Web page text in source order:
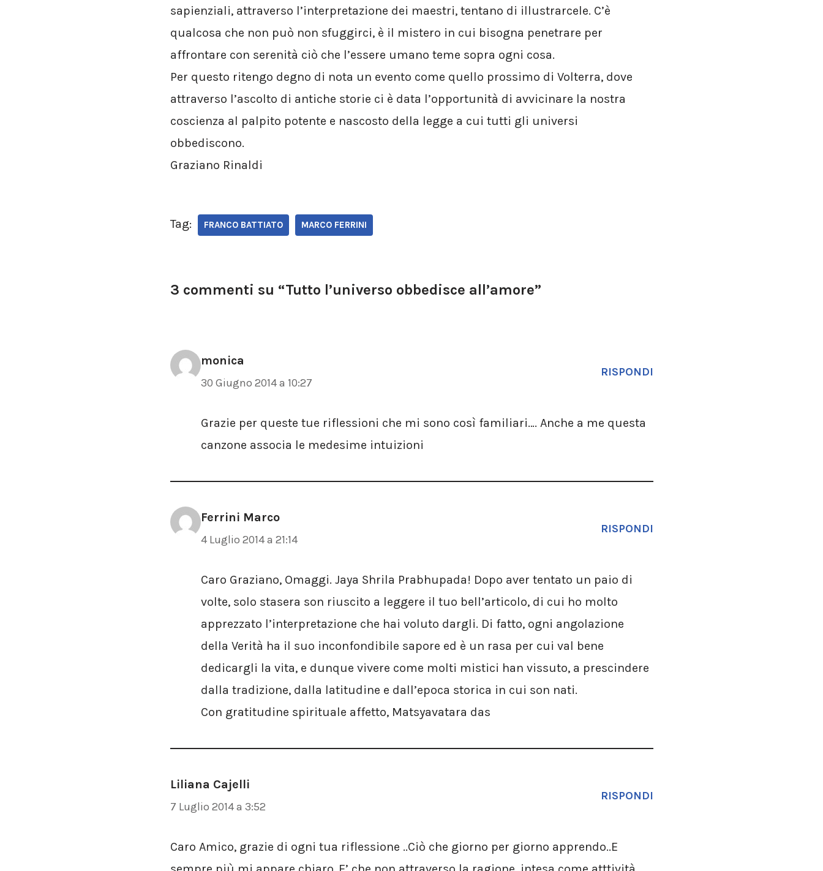
sapienziali, attraverso l’interpretazione dei maestri, tentano di illustrarcele. C’è
qualcosa che non può non sfuggirci, è il mistero in cui bisogna penetrare per
affrontare con serenità ciò che l’essere umano teme sopra ogni cosa.
Per questo ritengo degno di nota un evento come quello prossimo di Volterra, dove
attraverso l’ascolto di antiche storie ci è data l’opportunità di avvicinare la nostra
coscienza al palpito potente e nascosto della legge a cui tutti gli universi
obbediscono.
Graziano Rinaldi
Tag: FRANCO BATTIATO MARCO FERRINI
3 commenti su “Tutto l’universo obbedisce all’amore”
monica
30 Giugno 2014 a 10:27
RISPONDI
Grazie per queste tue riflessioni che mi sono così familiari…. Anche a me questa
canzone associa le medesime intuizioni
Ferrini Marco
4 Luglio 2014 a 21:14
RISPONDI
Caro Graziano, Omaggi. Jaya Shrila Prabhupada! Dopo aver tentato un paio di
volte, solo stasera son riuscito a leggere il tuo bell’articolo, di cui ho molto
apprezzato l’interpretazione che hai voluto dargli. Di fatto, ogni angolazione
della Verità ha il suo inconfondibile sapore ed è un rasa per cui val bene
dedicargli la vita, e dunque vivere come molti mistici han vissuto, a prescindere
dalla tradizione, dalla latitudine e dall’epoca storica in cui son nati.
Con gratitudine spirituale affetto, Matsyavatara das
Liliana Cajelli
7 Luglio 2014 a 3:52
RISPONDI
Caro Amico, grazie di ogni tua riflessione ..Ciò che giorno per giorno apprendo..E